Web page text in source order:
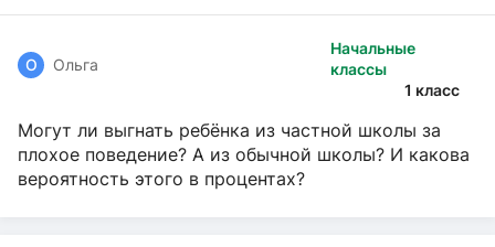
Начальные
классы
1 класс
О Ольга
Могут ли выгнать ребёнка из частной школы за
плохое поведение? А из обычной школы? И какова
вероятность этого в процентах?